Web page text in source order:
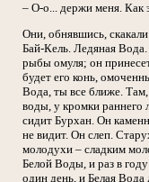
– О-о... держи меня. Как
Они, обнявшись,
Бай-Кель. Ледяная
рыбы омуля; он
будет его конь,
Вода, ты все ближе.
воды, у кромки раннего
сидит Бурхан. Он
не видит. Он слеп.
молодухи – сладким
Белой Воды, и раз в
один день, и Белая